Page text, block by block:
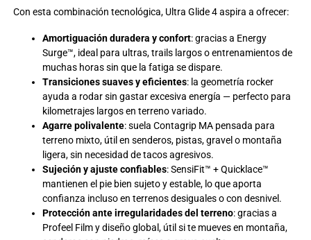
Con esta combinación tecnológica, Ultra Glide 4 aspira a ofrecer:
Amortiguación duradera y confort: gracias a Energy
Surge™, ideal para ultras, trails largos o entrenamientos de
muchas horas sin que la fatiga se dispare.
Transiciones suaves y eficientes: la geometría rocker
ayuda a rodar sin gastar excesiva energía — perfecto para
kilometrajes largos en terreno variado.
Agarre polivalente: suela Contagrip MA pensada para
terreno mixto, útil en senderos, pistas, gravel o montaña
ligera, sin necesidad de tacos agresivos.
Sujeción y ajuste confiables: SensiFit™ + Quicklace™
mantienen el pie bien sujeto y estable, lo que aporta
confianza incluso en terrenos desiguales o con desnivel.
Protección ante irregularidades del terreno: gracias a
Profeel Film y diseño global, útil si te mueves en montaña,